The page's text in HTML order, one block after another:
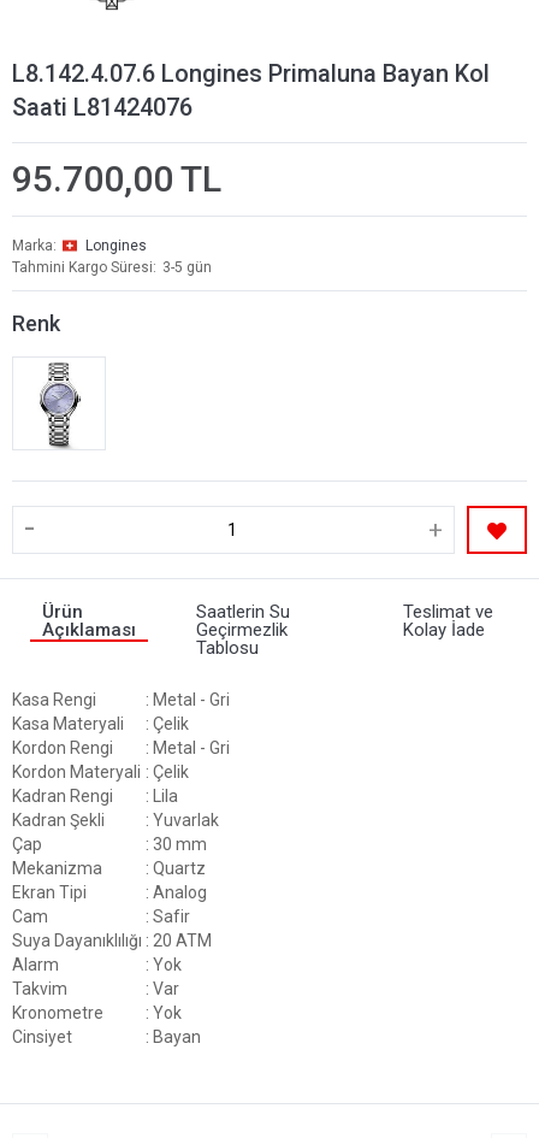
L8.142.4.07.6 Longines Primaluna Bayan Kol
Saati L81424076
95.700,00 TL
Marka
Longines
Tahmini Kargo Süresi
3-5 gün
Renk
- +
Ürün
Açıklaması
Saatlerin Su
Geçirmezlik
Tablosu
Teslimat ve
Kolay İade
Kasa Rengi
: Metal - Gri
Kasa Materyali
: Çelik
Kordon Rengi
: Metal - Gri
Kordon Materyali : Çelik
Kadran Rengi
: Lila
Kadran Şekli
: Yuvarlak
Çap
: 30 mm
Mekanizma
: Quartz
Ekran Tipi
: Analog
Cam
: Safir
Suya Dayanıklılığı : 20 ATM
Alarm
: Yok
Takvim
: Var
Kronometre
: Yok
Cinsiyet
: Bayan